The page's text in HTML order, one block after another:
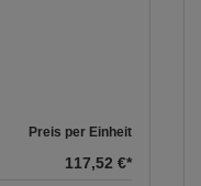
Preis per Einheit
117,52 €*